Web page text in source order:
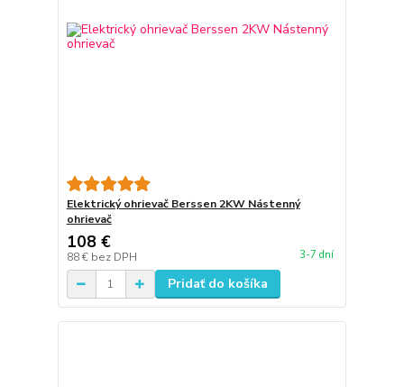
Elektrický ohrievač Berssen 2KW Nástenný
ohrievač
108 €
88 € bez DPH 3-7 dní
Pridať do košíka